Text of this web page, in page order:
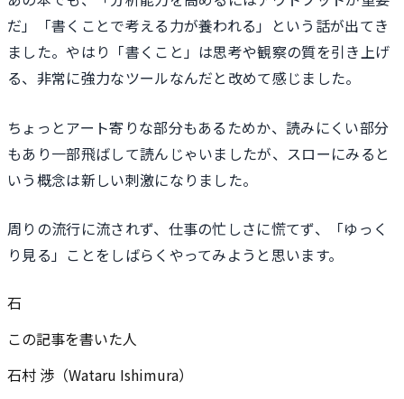
だ」「書くことで考える力が養われる」という話が出てき
ました。やはり「書くこと」は思考や観察の質を引き上げ
る、非常に強力なツールなんだと改めて感じました。
ちょっとアート寄りな部分もあるためか、読みにくい部分
もあり一部飛ばして読んじゃいましたが、スローにみると
いう概念は新しい刺激になりました。
周りの流行に流されず、仕事の忙しさに慌てず、「ゆっく
り見る」ことをしばらくやってみようと思います。
石
この記事を書いた人
石村 渉（Wataru Ishimura）